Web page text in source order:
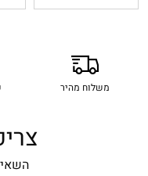
משלוח מהיר